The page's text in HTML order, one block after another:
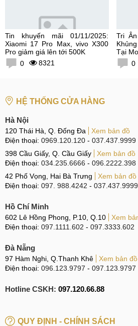
Tin khuyến mãi 01/11/2025:
Xiaomi 17 Pro Max, vivo X300
Pro giảm giá lên tới 500K
0
8321
Tri
Tại
0
HỆ THỐNG CỬA HÀNG
Hà Nội
120 Thái Hà, Q. Đống Đa
Xem bản đồ
Điện thoại: 0969.120.120 - 037.437.9999
398 Cầu Giấy, Q. Cầu Giấy
Xem bản đồ
Điện thoại: 034.235.6666 - 096.2222.398
42 Phố Vọng, Hai Bà Trưng
Xem bản đồ
Điện thoại: 097. 988.4242 - 037.437.9999
Hồ Chí Minh
602 Lê Hồng Phong, P.10, Q.10
Xem
Điện thoại: 097.1111.602 - 097.3333.602
Đà Nẵng
97 Hàm Nghi, Q.Thanh Khê
Xem bản đồ
Điện thoại: 096.123.9797 - 097.123.9797
Hotline CSKH: 097.120.66.88
QUY ĐỊNH - CHÍNH SÁCH